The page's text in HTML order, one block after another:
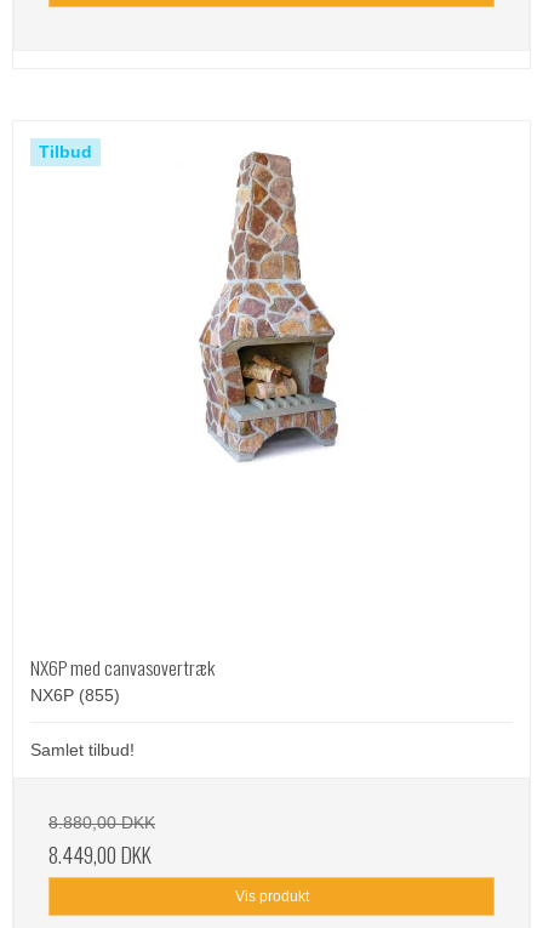
Tilbud
NX6P med canvasovertræk
NX6P (855)
Samlet tilbud!
8.880,00 DKK
8.449,00 DKK
Vis produkt